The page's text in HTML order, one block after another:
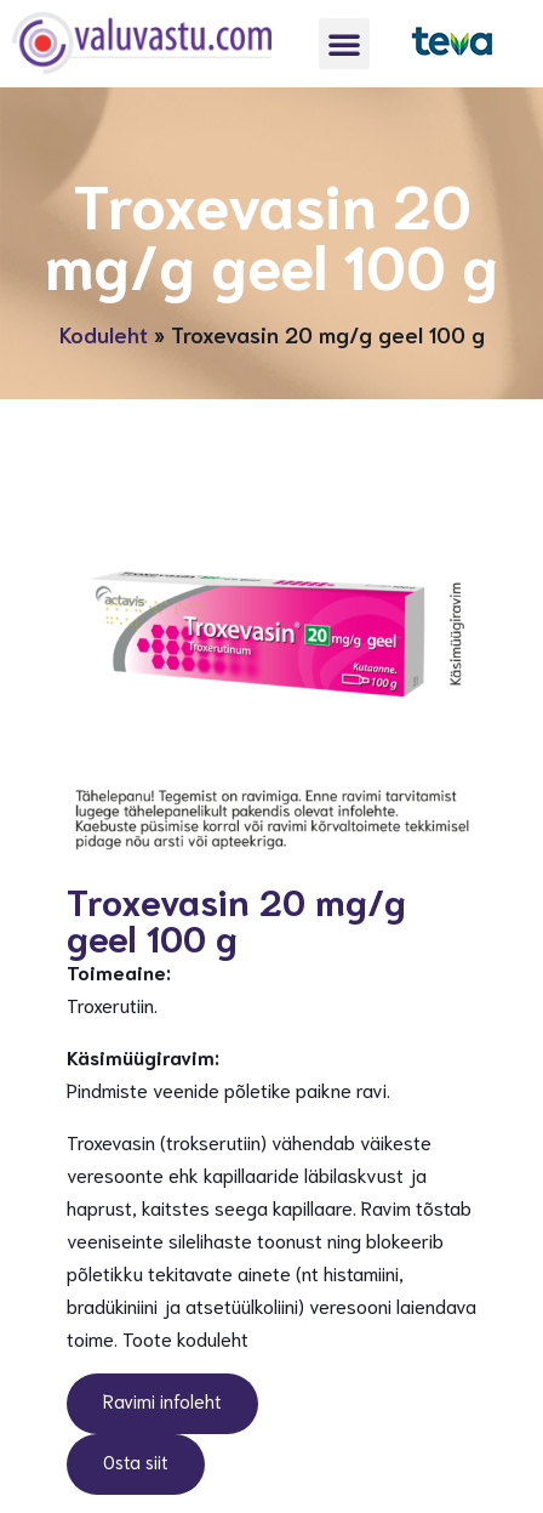
Troxevasin 20
mg/g geel 100 g
Koduleht» Troxevasin 20 mg/g geel 100 g
Troxevasin 20 mg/g
geel 100 g
Toimeaine:
Troxerutiin.
Käsimüügiravim:
Pindmiste veenide põletike paikne ravi.
Troxevasin (trokserutiin) vähendab väikeste
veresoonte ehk kapillaaride läbilaskvust ja
haprust, kaitstes seega kapillaare. Ravim tõstab
veeniseinte silelihaste toonust ning blokeerib
põletikku tekitavate ainete (nt histamiini,
bradükiniini ja atsetüülkoliini) veresooni laiendava
toime. Toote koduleht
Ravimi infoleht
Osta siit